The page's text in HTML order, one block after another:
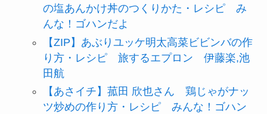
の塩あんかけ丼のつくりかた・レシピ み
んな！ゴハンだよ
【ZIP】あぶりユッケ明太高菜ビビンバの作
り方・レシピ 旅するエプロン 伊藤楽,池
田航
【あさイチ】菰田 欣也さん 鶏じゃがナッ
ツ炒めの作り方・レシピ みんな！ゴハン